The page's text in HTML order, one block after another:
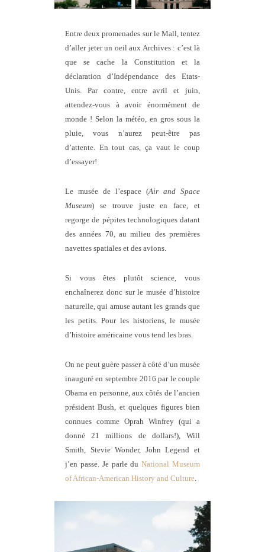
Entre deux promenades sur le Mall, tentez
d’aller jeter un oeil aux Archives : c’est là
que se cache la Constitution et la
déclaration d’Indépendance des Etats-
Unis. Par contre, entre avril et juin,
attendez-vous à avoir énormément de
monde ! Selon la météo, en gros sous la
pluie, vous n’aurez peut-être pas
d’attente. En tout cas, ça vaut le coup
d’essayer!
Le musée de l’espace (Air and Space
Museum) se trouve juste en face, et
regorge de pépites technologiques datant
des années 70, au milieu des premières
navettes spatiales et des avions.
Si vous êtes plutôt science, vous
enchaînerez donc sur le musée d’histoire
naturelle, qui amuse autant les grands que
les petits. Pour les historiens, le musée
d’histoire américaine vous tend les bras.
On ne peut guère passer à côté d’un musée
inauguré en septembre 2016 par le couple
Obama en personne, aux côtés de l’ancien
président Bush, et quelques figures bien
connues comme Oprah Winfrey (qui a
donné 21 millions de dollars!), Will
Smith, Stevie Wonder, John Legend et
j’en passe. Je parle duNational Museum
of African-American History and Culture.